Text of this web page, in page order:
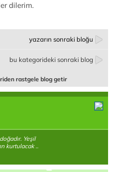
dilerim.
yazarın sonraki bloğu
bu kategorideki sonraki blog
rastgele blog getir
Yeşil
kurtulacak ..